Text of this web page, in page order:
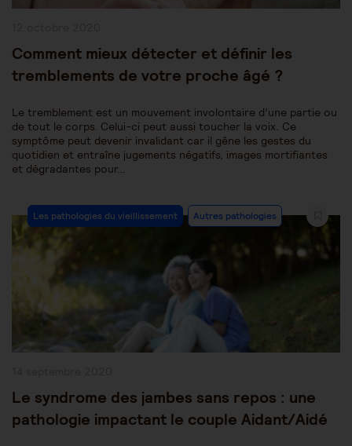
Comment mieux détecter et définir les
tremblements de votre proche âgé ?
Le tremblement est un mouvement involontaire d’une partie ou
de tout le corps. Celui-ci peut aussi toucher la voix. Ce
symptôme peut devenir invalidant car il gêne les gestes du
quotidien et entraîne jugements négatifs, images mortifiantes
et dégradantes pour…
Post
Category:
Les pathologies du vieillissement Autres pathologies
Le syndrome des jambes sans repos : une
pathologie impactant le couple Aidant/Aidé